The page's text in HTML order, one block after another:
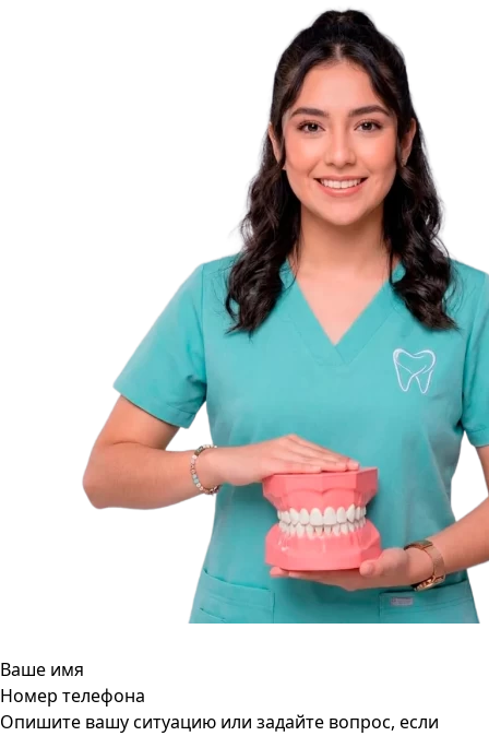
Ваше имя
Номер телефона
Опишите вашу ситуацию или задайте вопрос, если